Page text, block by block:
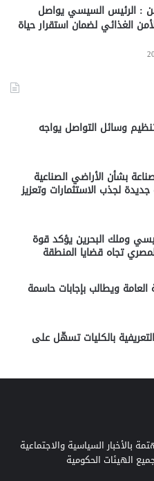
: الرئيس السيسي يواصل
الغذائي لضمان استقرار حياة
وسائل التواصل يواجه
بشأن الأراضي الصناعية
لجذب الاستثمارات وتعزيز
وملك البحرين يؤكد قوة
تجاه قضايا المنطقة
العامة ويطالب بإجابات حاسمة
بالكليات تسهّل على
بالأخبار السياسية والاجتماعية
الهيئات الحكومية